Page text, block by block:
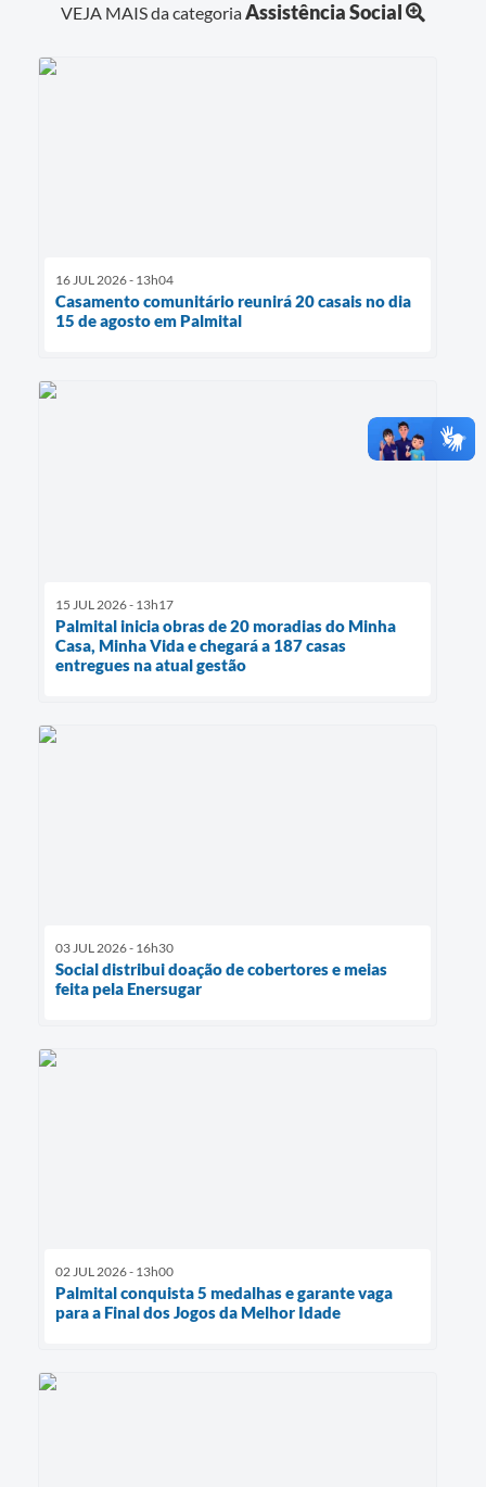
VEJA MAIS da categoriaAssistência Social
16 JUL 2026 - 13h04
Casamento comunitário reunirá 20 casais no dia
15 de agosto em Palmital
15 JUL 2026 - 13h17
Palmital inicia obras de 20 moradias do Minha
Casa, Minha Vida e chegará a 187 casas
entregues na atual gestão
03 JUL 2026 - 16h30
Social distribui doação de cobertores e meias
feita pela Enersugar
02 JUL 2026 - 13h00
Palmital conquista 5 medalhas e garante vaga
para a Final dos Jogos da Melhor Idade